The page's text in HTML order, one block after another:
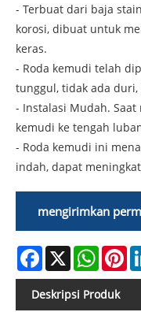
- Terbuat dari baja
korosi, dibuat untuk
keras.
- Roda kemudi telah
tunggul, tidak ada
- Instalasi Mudah.
kemudi ke tengah
- Roda kemudi ini
indah, dapat
mengirimkan
Facebook
X
Deskripsi Produk